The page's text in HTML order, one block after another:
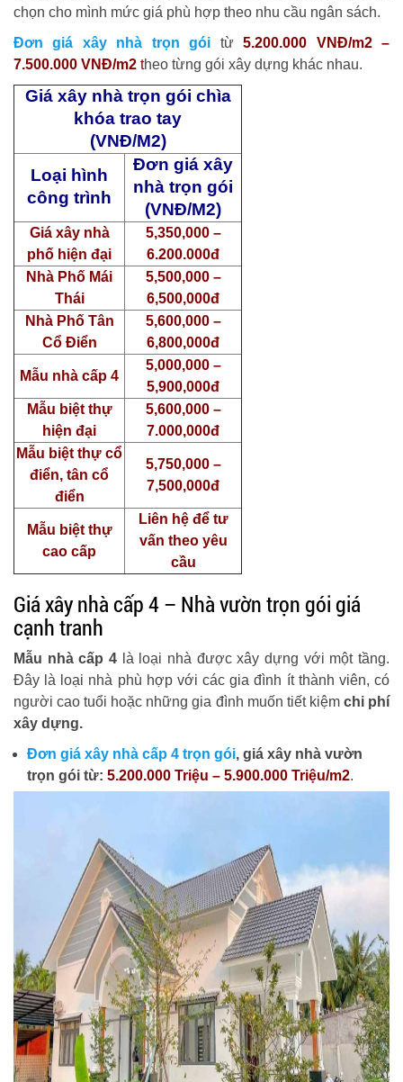
chọn cho mình mức giá phù hợp theo nhu cầu ngân sách.
Đơn giá xây nhà trọn gói từ5.200.000 VNĐ/m2 –
7.500.000 VNĐ/m2 theo từng gói xây dựng khác nhau.
Giá xây nhà trọn gói chìa
khóa trao tay
(VNĐ/M2)
Loại hình
công trình
Đơn giá xây
nhà trọn gói
(VNĐ/M2)
Giá xây nhà
phố hiện đại
5,350,000 –
6.200.000đ
Nhà Phố Mái
Thái
5,500,000 –
6,500,000đ
Nhà Phố Tân
Cổ Điển
5,600,000 –
6,800,000đ
Mẫu nhà cấp 4
5,000,000 –
5,900,000đ
Mẫu biệt thự
hiện đại
5,600,000 –
7.000,000đ
Mẫu biệt thự cổ
điển, tân cổ
điển
5,750,000 –
7,500,000đ
Mẫu biệt thự
cao cấp
Liên hệ để tư
vấn theo yêu
cầu
Giá xây nhà cấp 4 – Nhà vườn trọn gói giá
cạnh tranh
Mẫu nhà cấp 4 là loại nhà được xây dựng với một tầng.
Đây là loại nhà phù hợp với các gia đình ít thành viên, có
người cao tuổi hoặc những gia đình muốn tiết kiệm chi phí
xây dựng.
Đơn giá xây nhà cấp 4 trọn gói, giá xây nhà vườn
trọn gói từ: 5.200.000 Triệu – 5.900.000 Triệu/m2.